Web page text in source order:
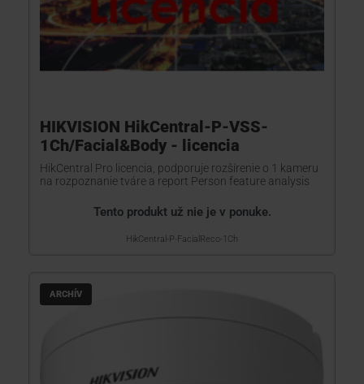
HIKVISION HikCentral-P-VSS-
1Ch/Facial&Body - licencia
HikCentral Pro licencia, podporuje rozšírenie o 1 kameru
na rozpoznanie tváre a report Person feature analysis
Tento produkt už nie je v ponuke.
HikCentral-P-FacialReco-1Ch
ARCHÍV